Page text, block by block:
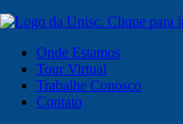
Onde Estamos
Tour Virtual
Trabalhe Conosco
Contato